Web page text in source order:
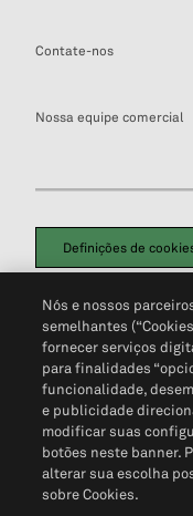
Contate-nos
Nossa equipe comercial
Definições de
Política de Privacidade
Não Venda Minhas
Nós e nossos
semelhantes
fornecer serviços
para finalidades
funcionalidade,
e publicidade
modificar suas
botões neste banner.
alterar sua escolha
sobre Cookies.